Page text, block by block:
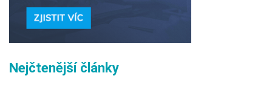
Nejčtenější články